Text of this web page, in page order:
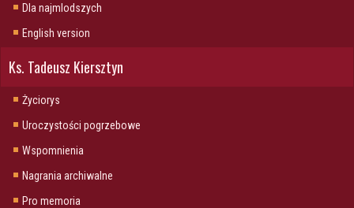
Dla najmlodszych
English version
Ks. Tadeusz Kiersztyn
Życiorys
Uroczystości pogrzebowe
Wspomnienia
Nagrania archiwalne
Pro memoria